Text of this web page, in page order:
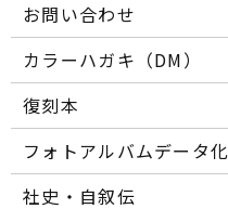
お問い合わせ
カラーハガキ（DM）
復刻本
フォトアルバムデータ化
社史・自叙伝